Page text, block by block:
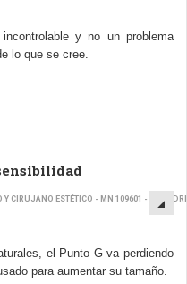
y no un problema
lo que se cree.
CIRUJANO ESTÉTICO - MN 109601 -
el Punto G va perdiendo
para aumentar su tamaño.